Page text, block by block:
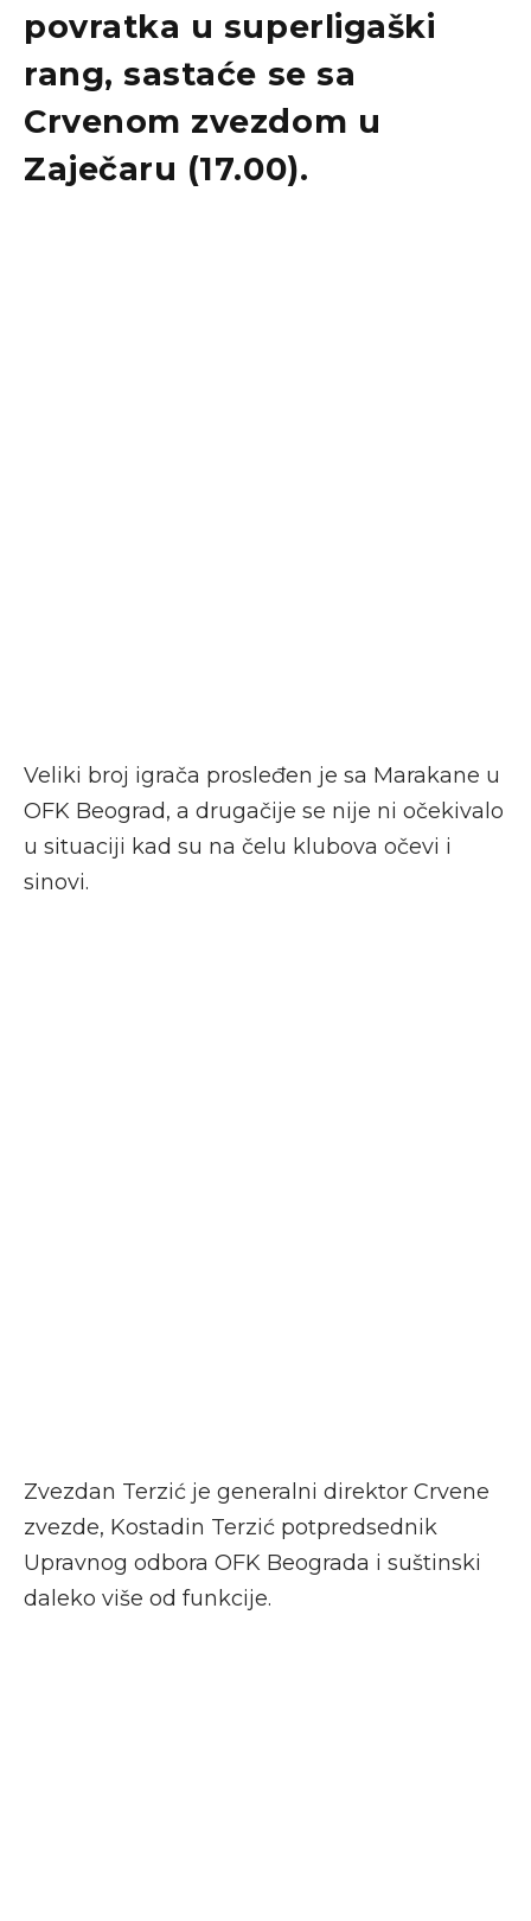
povratka u superligaški
rang, sastaće se sa
Crvenom zvezdom u
Zaječaru (17.00).
Veliki broj igrača prosleđen je sa Marakane u
OFK Beograd, a drugačije se nije ni očekivalo
u situaciji kad su na čelu klubova očevi i
sinovi.
Zvezdan Terzić je generalni direktor Crvene
zvezde, Kostadin Terzić potpredsednik
Upravnog odbora OFK Beograda i suštinski
daleko više od funkcije.